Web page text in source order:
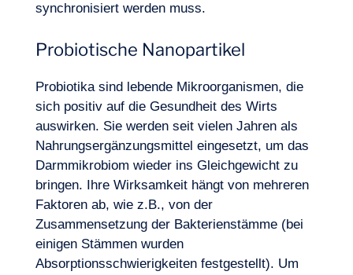
synchronisiert werden muss.
Probiotische Nanopartikel
Probiotika sind lebende Mikroorganismen, die
sich positiv auf die Gesundheit des Wirts
auswirken. Sie werden seit vielen Jahren als
Nahrungsergänzungsmittel eingesetzt, um das
Darmmikrobiom wieder ins Gleichgewicht zu
bringen. Ihre Wirksamkeit hängt von mehreren
Faktoren ab, wie z.B., von der
Zusammensetzung der Bakterienstämme (bei
einigen Stämmen wurden
Absorptionsschwierigkeiten festgestellt). Um